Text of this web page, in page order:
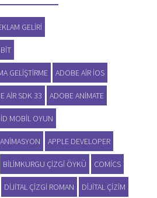
GELIRI
GELIŞTIRME ADOBE AIR IOS
AIR SDK 33 ADOBE ANIMATE
MOBIL OYUN
ANIMASYON APPLE DEVELOPER
BILIMKURGU ÇIZGI ÖYKÜ COMICS
DIJITAL ÇIZGI ROMAN DIJITAL ÇIZIM